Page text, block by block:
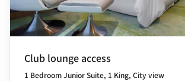
Club lounge access
1 Bedroom Junior Suite, 1 King, City view